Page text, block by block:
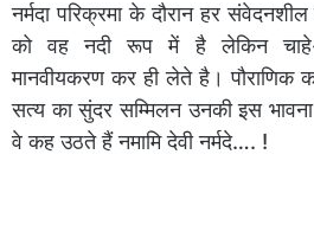
नर्मदा परिक्रमा के दौरान हर
को वह नदी रूप में है लेकिन
मानवीयकरण कर ही लेते है। पौराणिक
सत्य का सुंदर सम्मिलन उनकी इस
वे कह उठते हैं नमामि देवी नर्मदे…. !